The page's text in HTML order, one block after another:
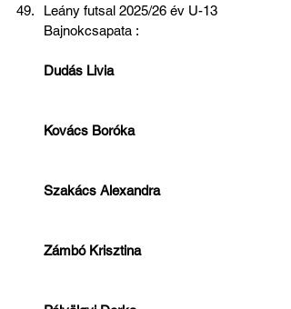
Leány futsal 2025/26 év U-13
Bajnokcsapata :
Dudás Livia
Kovács Boróka
Szakács Alexandra
Zámbó Krisztina